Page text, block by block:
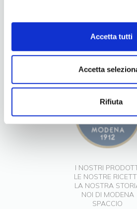
Accetta tutti
Accetta
Rifiuta
LA NOSTRA
INGREDIENTI DI
CONTATTI
I NOSTRI
LE NOSTRE
LA NOSTRA
NOI DI MODENA
SPACCIO